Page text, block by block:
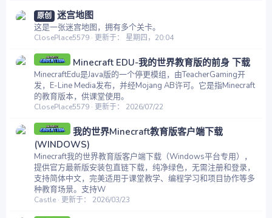
原创 迷宫地图
这是一张迷宫地图，拥有多个关卡。
ClosePlace5579 更新于： 星期四，20:04
Minecraft EDU-我的世界教育版的前身 下载
MinecraftEdu是Java版的一个停更模组，由TeacherGaming开
发，E-Line Media发布，并经Mojang AB许可。它是指Minecraft
的教育版本，供课堂使用。
ClosePlace5579 更新于： 2026/07/22
我的世界Minecraft教育版客户端下载
(WINDOWS)
Minecraft我的世界教育版客户端下载（Windows平台专用），
提供官方最新版安装包直链下载，纯净绿色，无需注册和登录，
支持简体中文，完美适用于课堂教学、编程学习和项目协作等多
种教育场景。支持W
Castle 更新于： 2026/03/23